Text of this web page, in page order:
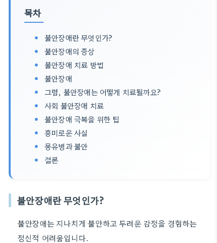
목차
불안장애란 무엇인가?
불안장애의 증상
불안장애 치료 방법
불안장애
그럼, 불안장애는 어떻게 치료될까요?
사회 불안장애 치료
불안장애 극복을 위한 팁
흥미로운 사실
몽유병과 불안
결론
불안장애란 무엇인가?
불안장애는 지나치게 불안하고 두려운 감정을 경험하는
정신적 어려움입니다.